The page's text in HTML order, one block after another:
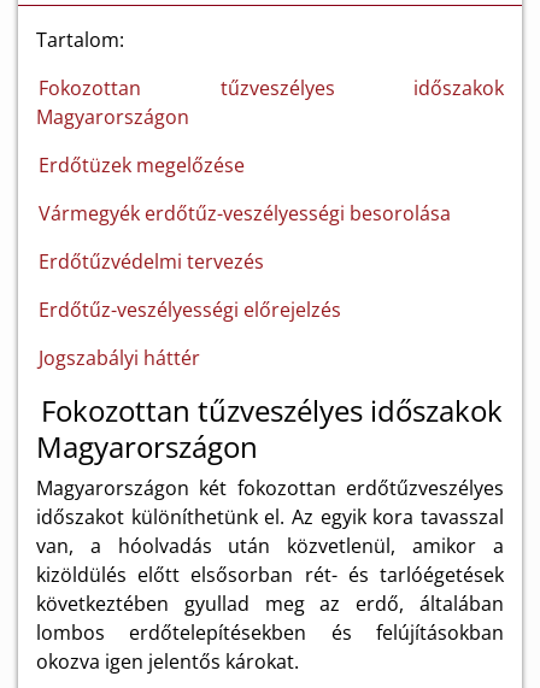
Tartalom:
Fokozottan tűzveszélyes időszakok
Magyarországon
Erdőtüzek megelőzése
Vármegyék erdőtűz-veszélyességi besorolása
Erdőtűzvédelmi tervezés
Erdőtűz-veszélyességi előrejelzés
Jogszabályi háttér
Fokozottan tűzveszélyes időszakok
Magyarországon
Magyarországon két fokozottan erdőtűzveszélyes
időszakot különíthetünk el. Az egyik kora tavasszal
van, a hóolvadás után közvetlenül, amikor a
kizöldülés előtt elsősorban rét- és tarlóégetések
következtében gyullad meg az erdő, általában
lombos erdőtelepítésekben és felújításokban
okozva igen jelentős károkat.